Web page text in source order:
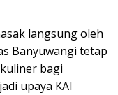
langsung oleh
Banyuwangi tetap
bagi
upaya KAI